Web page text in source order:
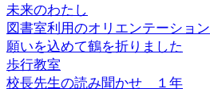
未来のわたし
図書室利用のオリエンテーション
願いを込めて鶴を折りました
歩行教室
校長先生の読み聞かせ １年